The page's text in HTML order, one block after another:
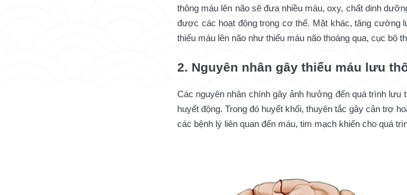
thông máu lên não sẽ đưa nhiều máu, oxy, chất dinh
được các hoạt động trong cơ thể. Mặt khác, tăng cường
thiếu máu lên não như thiếu máu não thoáng qua, cục bộ
2. Nguyên nhân gây thiếu máu lưu
Các nguyên nhân chính gây ảnh hưởng đến quá trình
huyết động. Trong đó huyết khối, thuyên tắc gây cản trợ
các bệnh lý liên quan đến máu, tim mạch khiến cho quá